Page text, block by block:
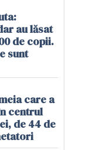
au lăsat
de copii.
sunt
care a
centrul
de 44 de